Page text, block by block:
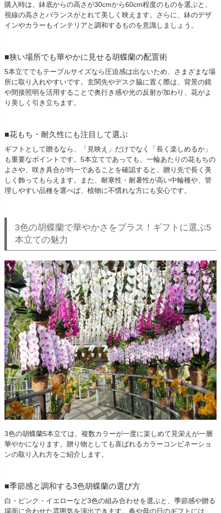
購入時は、鉢底からの高さが30cmから60cm程度のものを選ぶと、
視線の高さとバランスがとれて美しく映えます。さらに、鉢のデザ
インやカラーもインテリアと調和するものを意識しましょう。
狭い場所でも華やかに見せる胡蝶蘭の配置術
5本立てでもテーブルサイズなら圧迫感は出ないため、さまざまな場
所に取り入れやすいです。玄関先やデスク脇に置く際は、背景の鏡
や間接照明を活用することで奥行き感や光の反射が加わり、花がよ
り美しく引き立ちます。
花もち・耐久性にも注目して選ぶ
ギフトとして贈るなら、「見映え」だけでなく「長く楽しめるか」
も重要なポイントです。5本立てであっても、一輪あたりの花もちの
よさや、咲き具合が均一であることを確認すると、贈り先で長く美
しく飾ってもらえます。また、耐寒性・耐暑性が高い中輪種や、管
理しやすい品種を選べば、植物に不慣れな方にも安心です。
3色の胡蝶蘭で華やかさをプラス！ギフトに選ぶ5
本立ての魅力
3色の胡蝶蘭5本立ては、複数カラーが一度に楽しめて見栄えが一層
華やかになります。贈り物としても喜ばれるカラーコンビネーショ
ンの取り入れ方をご紹介します。
季節感と調和する3色胡蝶蘭の選び方
白・ピンク・イエローなど3色の組み合わせを選ぶと、季節感や贈る
場面に合わせた雰囲気を演出できます。春や母の日のギフトには、